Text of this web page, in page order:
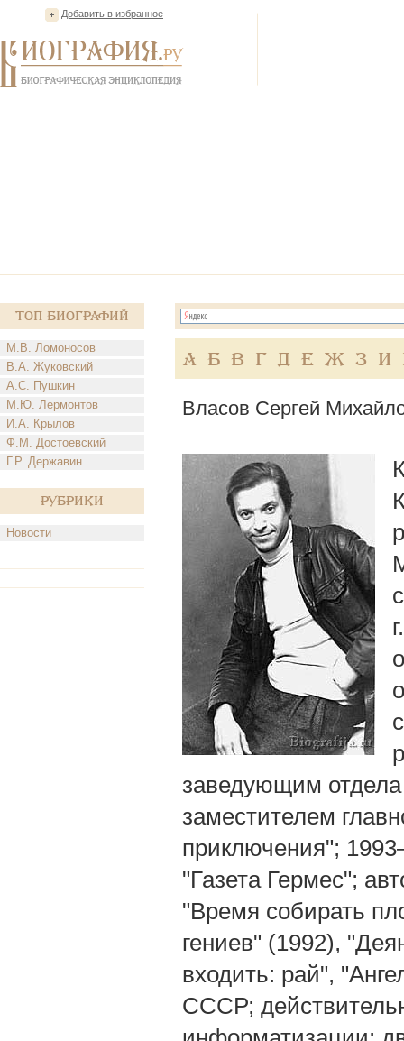
Добавить в избранное
Топ Биографий
М.В. Ломоносов
В.А. Жуковский
А.С. Пушкин
М.Ю. Лермонтов
И.А. Крылов
Ф.М. Достоевский
Г.Р. Державин
Рубрики
Новости
А Б В Г Д Е Ж З И
Власов Сергей
заведующим
заместителем
приключения";
"Газета Гермес";
"Время собирать
гениев" (1992),
входить: рай",
СССР;